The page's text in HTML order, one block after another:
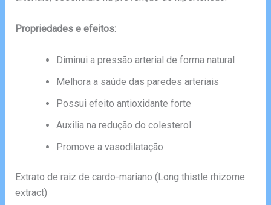
Propriedades e efeitos:
Diminui a pressão arterial de forma natural
Melhora a saúde das paredes arteriais
Possui efeito antioxidante forte
Auxilia na redução do colesterol
Promove a vasodilatação
Extrato de raiz de cardo-mariano (Long thistle rhizome
extract)